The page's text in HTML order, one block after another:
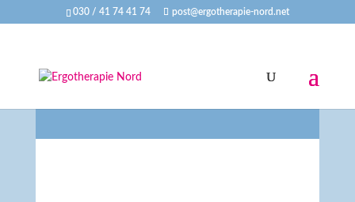
030 / 41 74 41 74 post@ergotherapie-nord.net